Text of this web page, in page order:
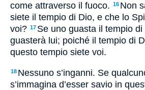
come attraverso il fuoco. 16 Non
siete il tempio di Dio, e che lo
voi? 17 Se uno guasta il tempio
guasterà lui; poiché il tempio di
questo tempio siete voi.
18 Nessuno s’inganni. Se
s’immagina d’esser savio in